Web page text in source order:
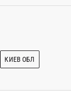
КИЕВ ОБЛ